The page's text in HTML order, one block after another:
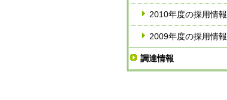
2010年度の採用情報
2009年度の採用情報
調達情報